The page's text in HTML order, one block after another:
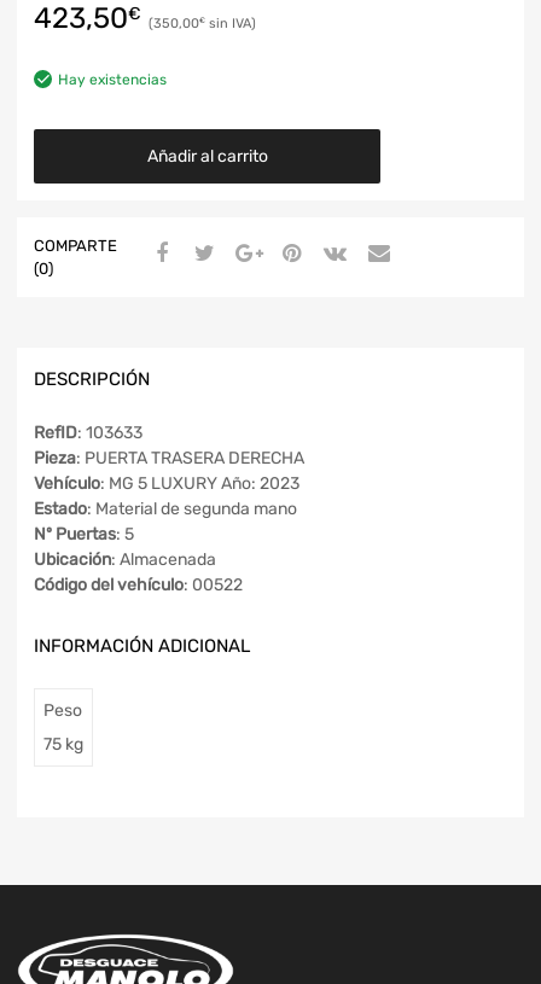
423,50€ 350,00€
Hay existencias
Añadir al carrito
COMPARTE
(0)
DESCRIPCIÓN
RefID: 103633
Pieza: PUERTA TRASERA DERECHA
Vehículo: MG 5 LUXURY Año: 2023
Estado: Material de segunda mano
Nº Puertas: 5
Ubicación: Almacenada
Código del vehículo: 00522
INFORMACIÓN ADICIONAL
Peso
75 kg